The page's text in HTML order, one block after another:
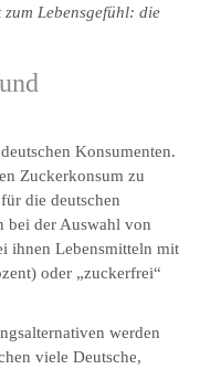
Lebensgefühl: die
Konsumenten.
Zuckerkonsum zu
die deutschen
bei der Auswahl von
ihnen Lebensmitteln mit
oder „zuckerfrei“
werden
viele Deutsche,